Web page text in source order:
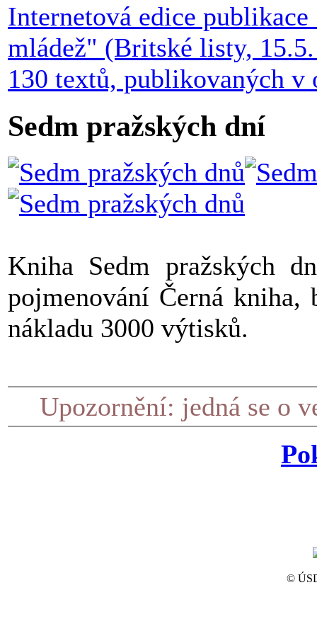
Internetová edice
mládež" (Britské listy,
130 textů, publikovaných v
Sedm pražských dní
Kniha Sedm pražských
pojmenování Černá
nákladu 3000 výtisků.
Upozornění: jedná se o
©